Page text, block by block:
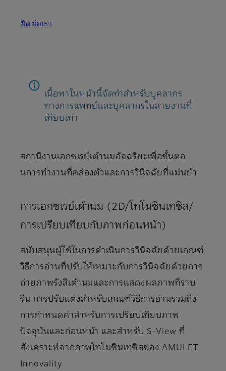
ติดต่อเรา
เนื้อหาในหน้านี้จัดทำสำหรับบุคลากร
ทางการแพทย์และบุคลากรในสายงานที่
เทียบเท่า
สถานีงานเอกซเรย์เต้านมอัจฉริยะเพื่อขั้นตอ
นการทํางานที่คล่องตัวและการวินิจฉัยที่แม่นยํา
การเอกซเรย์เต้านม (2D/โทโมซินเทซิส/
การเปรียบเทียบกับภาพก่อนหน้า)
สนับสนุนผู้ใช้ในการดําเนินการวินิจฉัยด้วยเกณฑ์
วิธีการอ่านที่ปรับให้เหมาะกับการวินิจฉัยด้วยการ
ถ่ายภาพรังสีเต้านมและการแสดงผลภาพที่ราบ
รื่น การปรับแต่งสําหรับเกณฑ์วิธีการอ่านรวมถึง
การกําหนดค่าสําหรับการเปรียบเทียบภาพ
ปัจจุบันและก่อนหน้า และสําหรับ S-View ที่
สังเคราะห์จากภาพโทโมซินเทซิสของ AMULET
Innovality